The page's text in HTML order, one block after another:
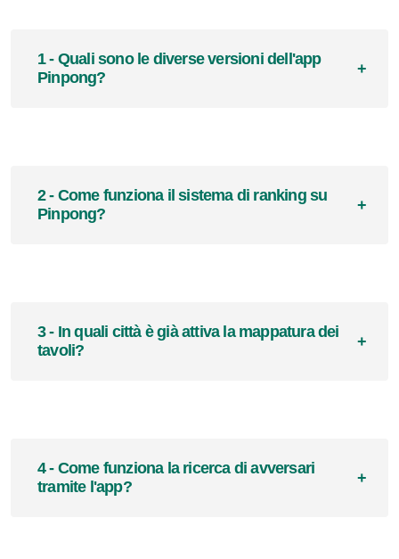
1 - Quali sono le diverse versioni dell'app
Pinpong?
2 - Come funziona il sistema di ranking su
Pinpong?
3 - In quali città è già attiva la mappatura dei
tavoli?
4 - Come funziona la ricerca di avversari
tramite l'app?